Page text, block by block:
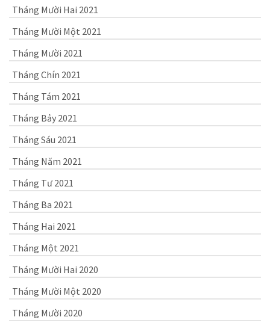
Tháng Mười Hai 2021
Tháng Mười Một 2021
Tháng Mười 2021
Tháng Chín 2021
Tháng Tám 2021
Tháng Bảy 2021
Tháng Sáu 2021
Tháng Năm 2021
Tháng Tư 2021
Tháng Ba 2021
Tháng Hai 2021
Tháng Một 2021
Tháng Mười Hai 2020
Tháng Mười Một 2020
Tháng Mười 2020